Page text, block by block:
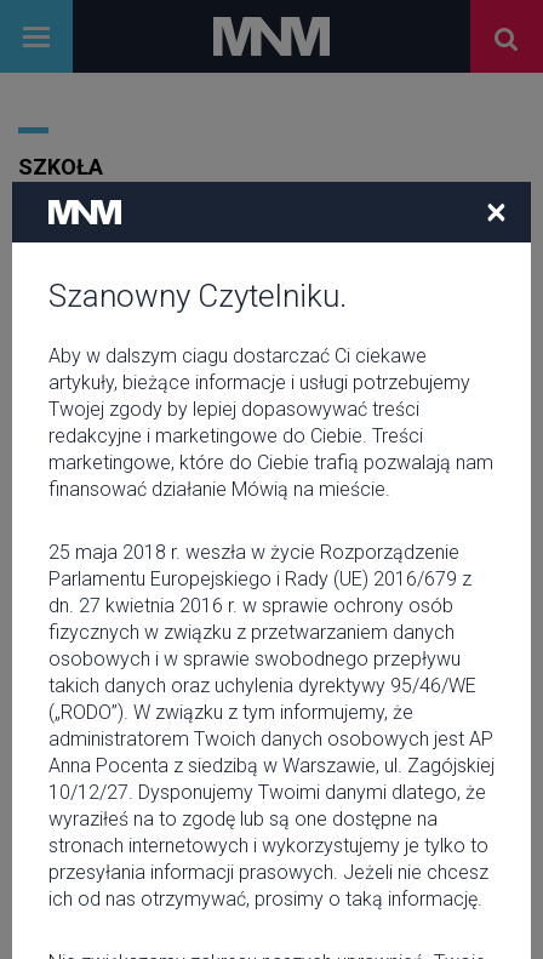
SZKOŁA
MOTO SKULL
Mała 14
Warszawa
883 137 862
Zobacz stronę www
Zobacz na Facebooku
Szeroko rozumiany motocyklowy lifestyle :)
Facebook
Twitter
×
Szanowny Czytelniku.
Aby w dalszym ciagu dostarczać Ci ciekawe
artykuły, bieżące informacje i usługi potrzebujemy
Twojej zgody by lepiej dopasowywać treści
redakcyjne i marketingowe do Ciebie. Treści
marketingowe, które do Ciebie trafią pozwalają nam
finansować działanie Mówią na mieście.
25 maja 2018 r. weszła w życie Rozporządzenie
Parlamentu Europejskiego i Rady (UE) 2016/679 z
dn. 27 kwietnia 2016 r. w sprawie ochrony osób
fizycznych w związku z przetwarzaniem danych
osobowych i w sprawie swobodnego przepływu
takich danych oraz uchylenia dyrektywy 95/46/WE
(„RODO”). W związku z tym informujemy, że
administratorem Twoich danych osobowych jest AP
Anna Pocenta z siedzibą w Warszawie, ul. Zagójskiej
10/12/27. Dysponujemy Twoimi danymi dlatego, że
wyraziłeś na to zgodę lub są one dostępne na
stronach internetowych i wykorzystujemy je tylko to
przesyłania informacji prasowych. Jeżeli nie chcesz
ich od nas otrzymywać, prosimy o taką informację.